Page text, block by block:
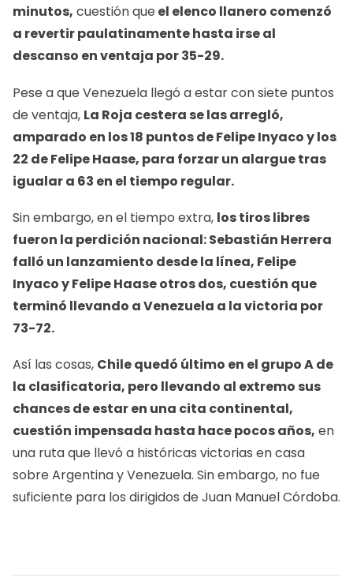
minutos, cuestión que el elenco llanero comenzó
a revertir paulatinamente hasta irse al
descanso en ventaja por 35-29.
Pese a que Venezuela llegó a estar con siete puntos
de ventaja, La Roja cestera se las arregló,
amparado en los 18 puntos de Felipe Inyaco y los
22 de Felipe Haase, para forzar un alargue tras
igualar a 63 en el tiempo regular.
Sin embargo, en el tiempo extra, los tiros libres
fueron la perdición nacional: Sebastián Herrera
falló un lanzamiento desde la línea, Felipe
Inyaco y Felipe Haase otros dos, cuestión que
terminó llevando a Venezuela a la victoria por
73-72.
Así las cosas, Chile quedó último en el grupo A de
la clasificatoria, pero llevando al extremo sus
chances de estar en una cita continental,
cuestión impensada hasta hace pocos años, en
una ruta que llevó a históricas victorias en casa
sobre Argentina y Venezuela. Sin embargo, no fue
suficiente para los dirigidos de Juan Manuel Córdoba.